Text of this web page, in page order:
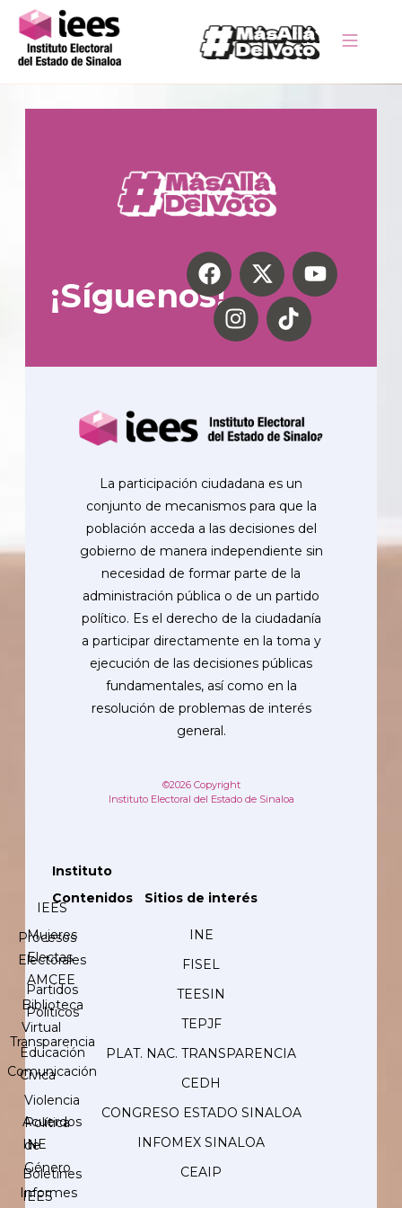
¡Síguenos!
La participación ciudadana es un
conjunto de mecanismos para que la
población acceda a las decisiones del
gobierno de manera independiente sin
necesidad de formar parte de la
administración pública o de un partido
político. Es el derecho de la ciudadanía
a participar directamente en la toma y
ejecución de las decisiones públicas
fundamentales, así como en la
resolución de problemas de interés
general.
©2026 Copyright
Instituto Electoral del Estado de Sinaloa
Instituto
IEES
Procesos
Electorales
Partidos
Políticos
Transparencia
Comunicación
Acuerdos
INE
Boletines
IEES
Contenidos
Mujeres
Electas
AMCEE
Biblioteca
Virtual
Educación
Cívica
Violencia
Política
de
Género
Informes
Sitios de interés
INE
FISEL
TEESIN
TEPJF
PLAT. NAC. TRANSPARENCIA
CEDH
CONGRESO ESTADO SINALOA
INFOMEX SINALOA
CEAIP